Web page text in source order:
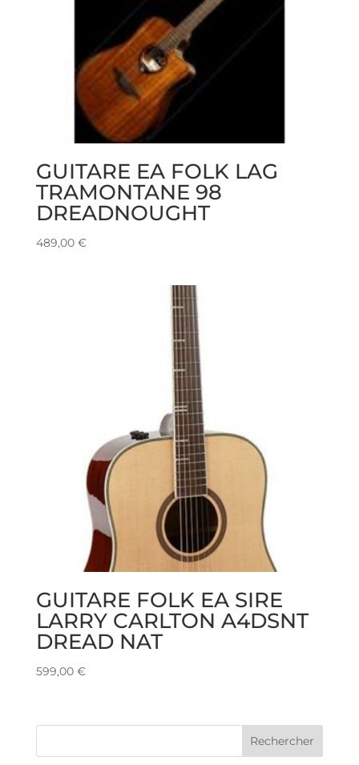
GUITARE EA FOLK LAG
TRAMONTANE 98
DREADNOUGHT
489,00 €
GUITARE FOLK EA SIRE
LARRY CARLTON A4DSNT
DREAD NAT
599,00 €